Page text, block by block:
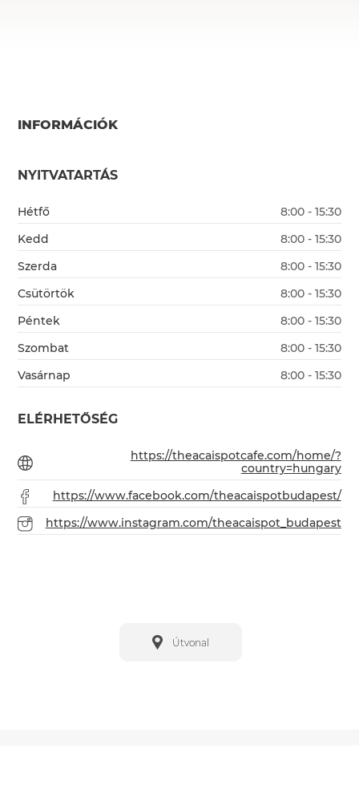
INFORMÁCIÓK
NYITVATARTÁS
Hétfő
8:00 - 15:30
Kedd
8:00 - 15:30
Szerda
8:00 - 15:30
Csütörtök
8:00 - 15:30
Péntek
8:00 - 15:30
Szombat
8:00 - 15:30
Vasárnap
8:00 - 15:30
ELÉRHETŐSÉG
https://theacaispotcafe.com/home/?
country=hungary
https://www.facebook.com/theacaispotbudapest/
https://www.instagram.com/theacaispot_budapest
Útvonal